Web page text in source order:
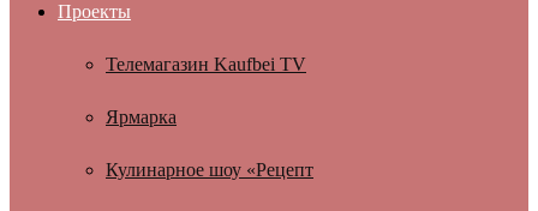
Проекты
Телемагазин Kaufbei TV
Ярмарка
Кулинарное шоу «Рецепт